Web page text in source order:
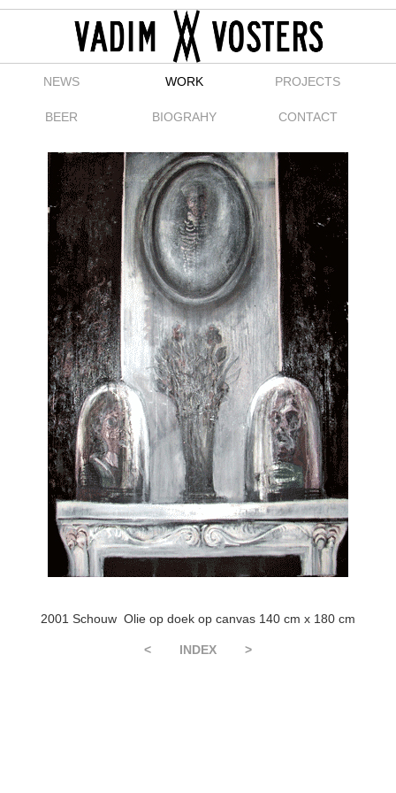
NEWS WORK PROJECTS
BEER BIOGRAHY CONTACT
2001 Schouw Olie op doek op canvas 140 cm x 180 cm
< INDEX >